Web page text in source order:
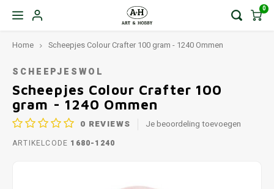
0
Home Scheepjes Colour Crafter 100 gram - 1240 Ommen
SCHEEPJESWOL
Scheepjes Colour Crafter 100
gram - 1240 Ommen
0 REVIEWS Je beoordeling toevoegen
ARTIKELCODE 1680-1240